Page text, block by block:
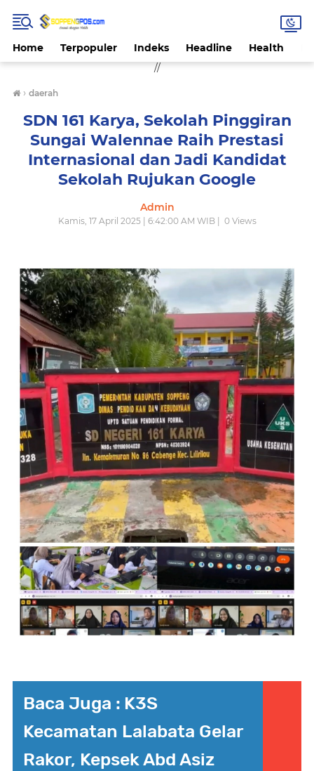
Home Terpopuler Indeks Headline Health
//
› daerah
SDN 161 Karya, Sekolah Pinggiran
Sungai Walennae Raih Prestasi
Internasional dan Jadi Kandidat
Sekolah Rujukan Google
Admin
Kamis, 17 April 2025 | 6:42:00 AM WIB | 0Views
Baca Juga : K3S
Kecamatan Lalabata Gelar
Rakor, Kepsek Abd Asiz